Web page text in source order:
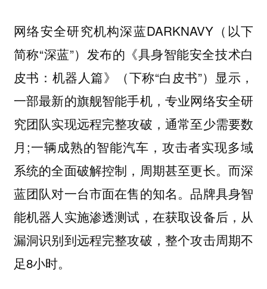
网络安全研究机构深蓝DARKNAVY（以下
简称“深蓝”）发布的《具身智能安全技术白
皮书：机器人篇》（下称“白皮书”）显示，
一部最新的旗舰智能手机，专业网络安全研
究团队实现远程完整攻破，通常至少需要数
月;一辆成熟的智能汽车，攻击者实现多域
系统的全面破解控制，周期甚至更长。而深
蓝团队对一台市面在售的知名。品牌具身智
能机器人实施渗透测试，在获取设备后，从
漏洞识别到远程完整攻破，整个攻击周期不
足8小时。